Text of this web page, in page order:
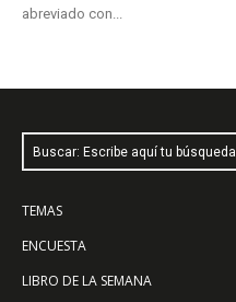
abreviado con...
Buscar: Escribe aquí tu búsqueda
TEMAS
ENCUESTA
LIBRO DE LA SEMANA